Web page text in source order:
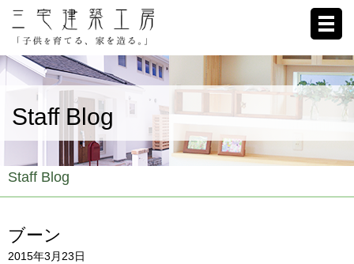
ホーム
家への想い
施工例
ブログ
Staff Blog
Staff Blog
ブーン
2015年3月23日